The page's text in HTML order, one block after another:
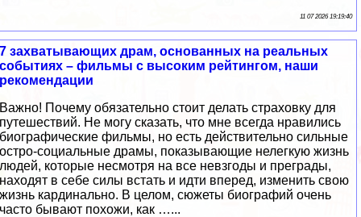
11 07 2026 19:19:40
7 захватывающих драм, основанных на реальных
событиях – фильмы с высоким рейтингом, наши
рекомендации
Важно! Почему обязательно стоит делать страховку для
путешествий. Не могу сказать, что мне всегда нравились
биографические фильмы, но есть действительно сильные
остро-социальные драмы, показывающие нелегкую жизнь
людей, которые несмотря на все невзгоды и преграды,
находят в себе силы встать и идти вперед, изменить свою
жизнь кардинально. В целом, сюжеты биографий очень
часто бывают похожи, как …...